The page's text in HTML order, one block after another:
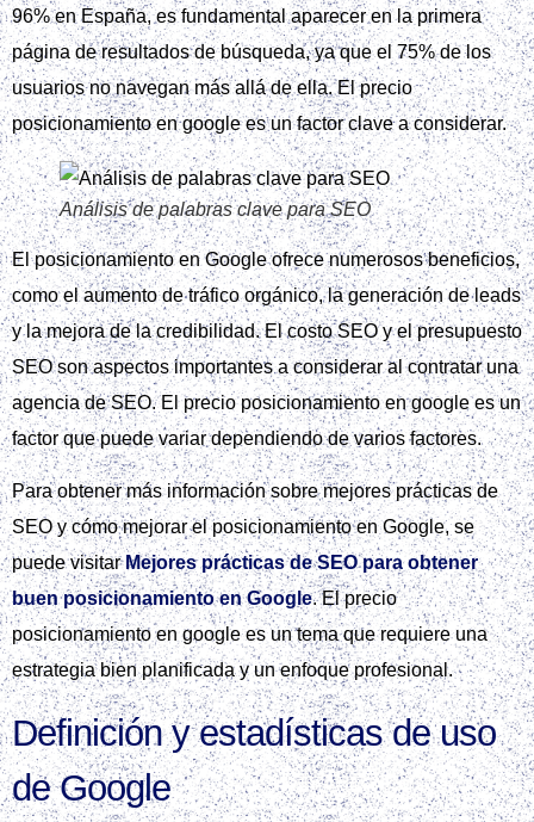
96% en España, es fundamental aparecer en la primera
página de resultados de búsqueda, ya que el 75% de los
usuarios no navegan más allá de ella. El precio
posicionamiento en google es un factor clave a considerar.
Análisis de palabras clave para SEO
El posicionamiento en Google ofrece numerosos beneficios,
como el aumento de tráfico orgánico, la generación de leads
y la mejora de la credibilidad. El costo SEO y el presupuesto
SEO son aspectos importantes a considerar al contratar una
agencia de SEO. El precio posicionamiento en google es un
factor que puede variar dependiendo de varios factores.
Para obtener más información sobre mejores prácticas de
SEO y cómo mejorar el posicionamiento en Google, se
puede visitarMejores prácticas de SEO para obtener
buen posicionamiento en Google. El precio
posicionamiento en google es un tema que requiere una
estrategia bien planificada y un enfoque profesional.
Definición y estadísticas de uso
de Google